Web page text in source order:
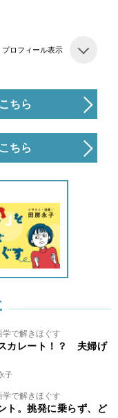
プロフィール表示
ちら
ちら
学で解きほぐす
カレート！？ 夫婦げ
子
学で解きほぐす
。挑発に乗らず、ど